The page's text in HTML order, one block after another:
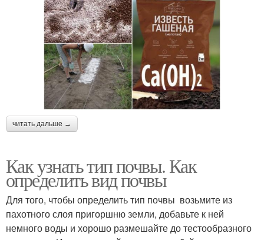
читать дальше →
Как узнать тип почвы. Как
определить вид почвы
Для того, чтобы определить тип почвы возьмите из
пахотного слоя пригоршню земли, добавьте к ней
немного воды и хорошо размешайте до тестообразного